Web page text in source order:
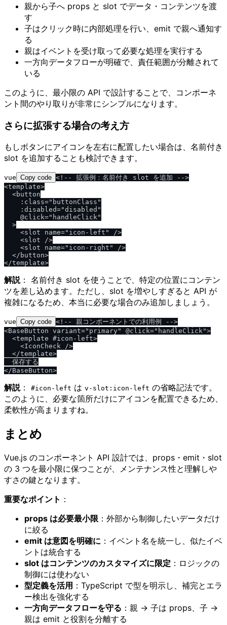
親から子へ props と slot でデータ・コンテンツを渡
す
子はクリック時に内部処理を行い、emit で親へ通知す
る
親はイベントを受け取って必要な処理を実行する
一方向データフローが明確で、責任範囲が分離されて
いる
このように、最小限の API で設計することで、コンポーネ
ント間のやり取りが非常にシンプルになります。
さらに拡張する場合の考え方
もしボタンにアイコンを左右に配置したい場合は、名前付き
slot を追加することも検討できます。
vue Copy code <!-- 拡張例：名前付き slot を追加 -->
<template>
  <button
    :class="buttonClass"
    :disabled="disabled"
    @click="handleClick"
  >
    <slot name="icon-left" />
    <slot />
    <slot name="icon-right" />
  </button>
解説： 名前付き slot を使うことで、特定の位置にコンテン
ツを差し込めます。ただし、slot を増やしすぎると API が
複雑になるため、本当に必要な場合のみ追加しましょう。
vue Copy code <!-- 親コンポーネントでの利用例 -->
<BaseButton variant="primary" @click="handleClick">
  <template #icon-left>
    <IconCheck />
  </template>
  保存する
解説： #icon-left は v-slot:icon-left の省略記法です。
このように、必要な箇所だけにアイコンを配置できるため、
柔軟性が高まりますね。
まとめ
Vue.js のコンポーネント API 設計では、props・emit・slot
の 3 つを最小限に保つことが、メンテナンス性と理解しや
すさの鍵となります。
重要なポイント ：
props は必要最小限 ：外部から制御したいデータだけ
に絞る
emit は意図を明確に ：イベント名を統一し、似たイベ
ントは統合する
slot はコンテンツのカスタマイズに限定 ：ロジックの
制御には使わない
型定義を活用 ：TypeScript で型を明示し、補完とエラ
ー検出を強化する
一方向データフローを守る ：親 → 子は props、子 →
親は emit と役割を分離する